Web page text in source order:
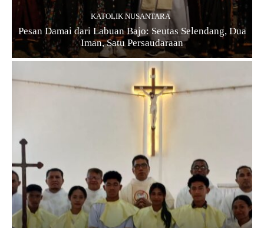
KATOLIK NUSANTARA
Pesan Damai dari Labuan Bajo: Seutas Selendang, Dua
Iman, Satu Persaudaraan